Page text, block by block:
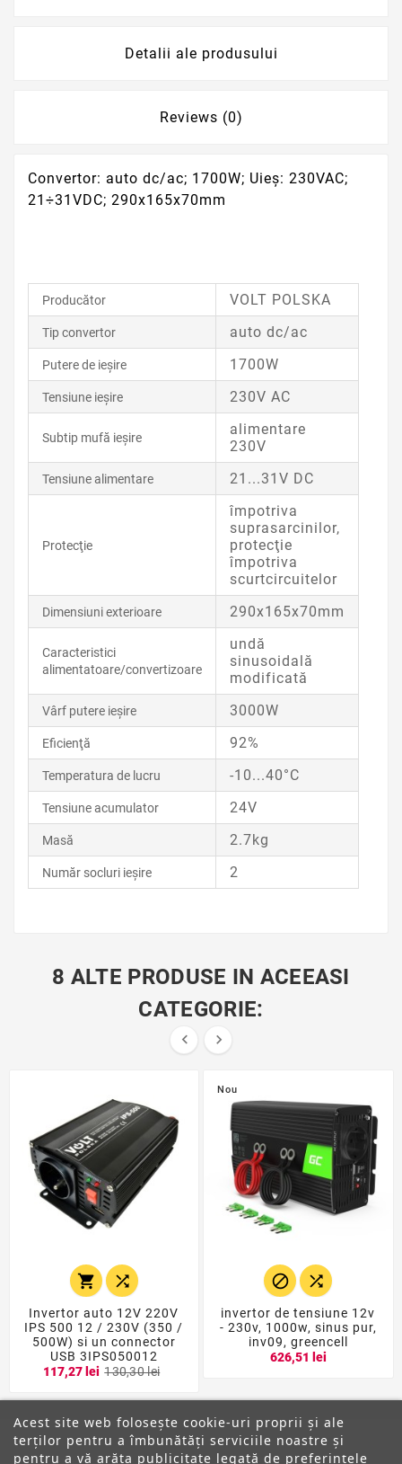
Detalii ale produsului
Reviews (0)
Convertor: auto dc/ac; 1700W; Uieş: 230VAC;
21÷31VDC; 290x165x70mm
Producător VOLT POLSKA
Tip convertor auto dc/ac
Putere de ieşire 1700W
Tensiune ieşire 230V AC
Subtip mufă ieşire
alimentare
230V
Tensiune alimentare 21...31V DC
Protecţie
împotriva
suprasarcinilor,
protecţie
împotriva
scurtcircuitelor
Dimensiuni exterioare 290x165x70mm
Caracteristici
alimentatoare/convertizoare
undă
sinusoidală
modificată
Vârf putere ieşire 3000W
Eficienţă 92%
Temperatura de lucru -10...40°C
Tensiune acumulator 24V
Masă 2.7kg
Număr socluri ieşire 2
8 ALTE PRODUSE IN ACEEASI
CATEGORIE:
 
 
Invertor auto 12V 220V
IPS 500 12 / 230V (350 /
500W) si un connector
USB 3IPS050012
117,27 lei 130,30 lei
Nou
 
invertor de tensiune 12v
- 230v, 1000w, sinus pur,
inv09, greencell
626,51 lei
Acest site web folosește cookie-uri proprii și ale
terților pentru a îmbunătăți serviciile noastre și
pentru a vă arăta publicitate legată de preferințele